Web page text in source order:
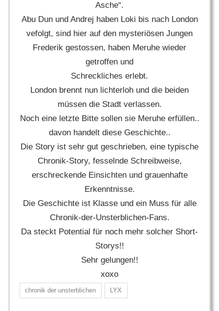
Asche“.
Abu Dun und Andrej haben Loki bis nach London
vefolgt, sind hier auf den mysteriösen Jungen
Frederik gestossen, haben Meruhe wieder
getroffen und
Schreckliches erlebt.
London brennt nun lichterloh und die beiden
müssen die Stadt verlassen.
Noch eine letzte Bitte sollen sie Meruhe erfüllen..
davon handelt diese Geschichte..
Die Story ist sehr gut geschrieben, eine typische
Chronik-Story, fesselnde Schreibweise,
erschreckende Einsichten und grauenhafte
Erkenntnisse.
Die Geschichte ist Klasse und ein Muss für alle
Chronik-der-Unsterblichen-Fans.
Da steckt Potential für noch mehr solcher Short-
Storys!!
Sehr gelungen!!
xoxo
chronik der unsterblichen LYX